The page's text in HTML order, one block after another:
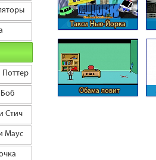
Поттер
Боб
Стич
Маус
Такси Нью-Йорка
Обама ловит